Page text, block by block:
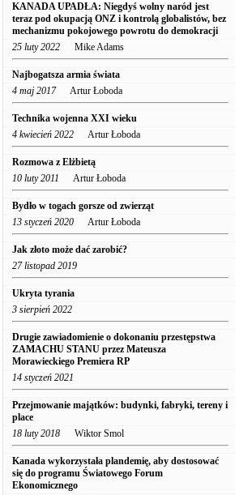
KANADA UPADŁA: Niegdyś wolny naród jest
teraz pod okupacją ONZ i kontrolą globalistów, bez
mechanizmu pokojowego powrotu do demokracji
25 luty 2022 Mike Adams
Najbogatsza armia świata
4 maj 2017Artur Łoboda
Technika wojenna XXI wieku
4 kwiecień 2022 Artur Łoboda
Rozmowa z Elżbietą
10 luty 2011 Artur Łoboda
Bydło w togach gorsze od zwierząt
13 styczeń 2020 Artur Łoboda
Jak złoto może dać zarobić?
27 listopad 2019
Ukryta tyrania
3 sierpień 2022
Drugie zawiadomienie o dokonaniu przestępstwa
ZAMACHU STANU przez Mateusza
Morawieckiego Premiera RP
14 styczeń 2021
Przejmowanie majątków: budynki, fabryki, tereny i
place
18 luty 2018 Wiktor Smol
Kanada wykorzystała plandemię, aby dostosować
się do programu Światowego Forum
Ekonomicznego